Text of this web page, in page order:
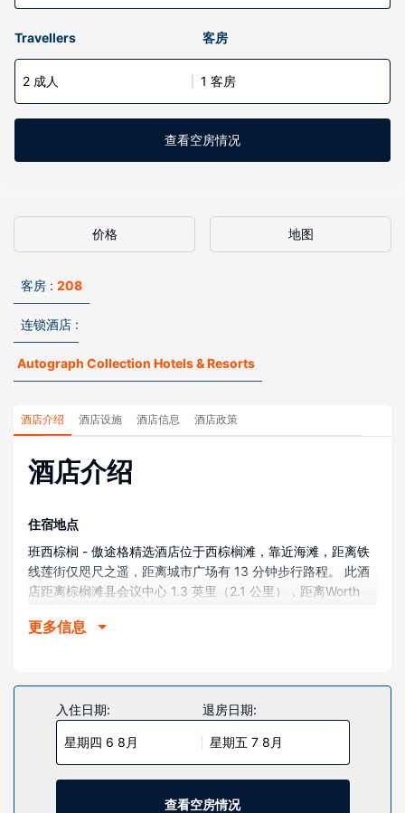
Travellers 客房
2 成人 1 客房
查看空房情况
价格 地图
客房 : 208
连锁酒店 :
Autograph Collection Hotels & Resorts
酒店介绍 酒店设施 酒店信息 酒店政策
酒店介绍
住宿地点
班西棕榈 - 傲途格精选酒店位于西棕榈滩，靠近海滩，距离铁
线莲街仅咫尺之遥，距离城市广场有 13 分钟步行路程。 此酒
店距离棕榈滩县会议中心 1.3 英里（2.1 公里），距离Worth
客房
途中找到家的舒适。提供免费无线网络，方便您与朋友保持联
系；有线频道可满足您的娱乐需求。配备浴缸或淋浴的私人浴
室提供免费洗浴用品和吹风机。便利设施包括电话，以及可存
放笔记本电脑的保险箱和书桌。
不要错过室外游泳池和24 小时健身中心等众多度假设施。此酒
更多信息
入住日期:
星期四 6 8月
退房日期:
星期五 7 8月
查看空房情况